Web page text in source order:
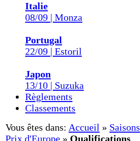
Italie
08/09 | Monza
Portugal
22/09 | Estoril
Japon
13/10 | Suzuka
Règlements
Classements
Vous êtes dans: Accueil » Saisons
Prix d'Europe » Qualifications